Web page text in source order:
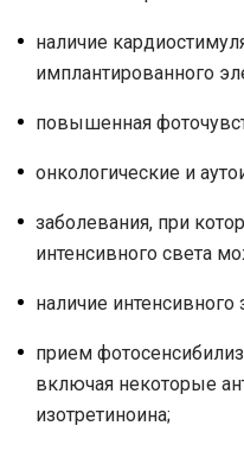
наличие
имплантированного
повышенная
онкологические и
заболевания, при
интенсивного света
наличие интенсивного
прием
включая некоторые
изотретиноина;